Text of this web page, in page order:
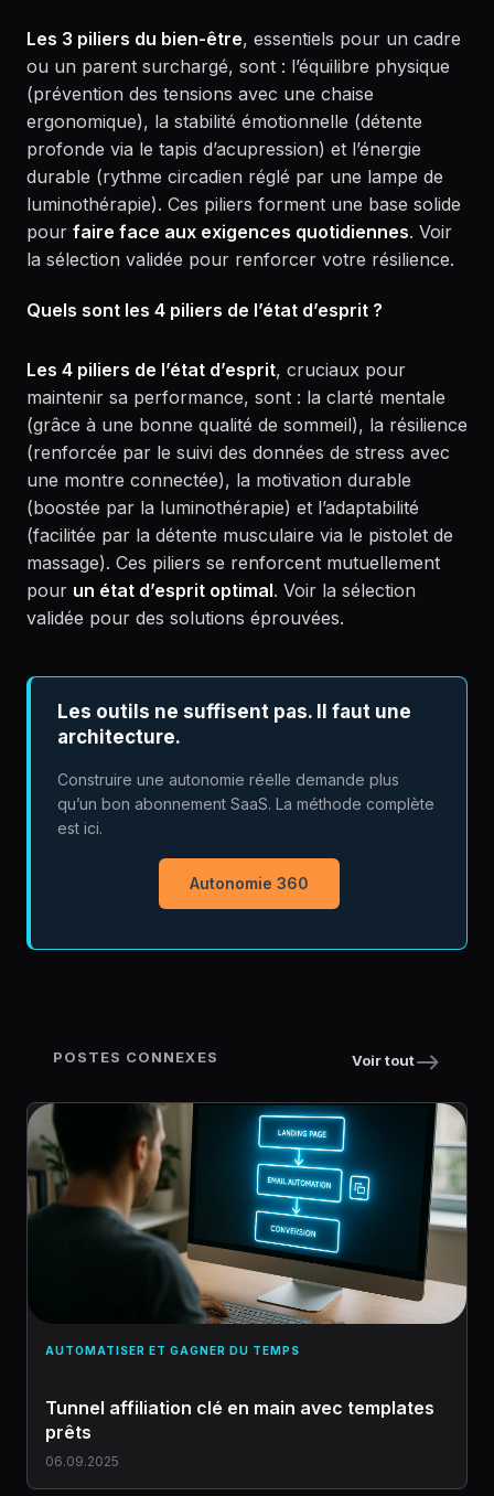
Les 3 piliers du bien-être, essentiels pour un cadre
ou un parent surchargé, sont : l’équilibre physique
(prévention des tensions avec une chaise
ergonomique), la stabilité émotionnelle (détente
profonde via le tapis d’acupression) et l’énergie
durable (rythme circadien réglé par une lampe de
luminothérapie). Ces piliers forment une base solide
pour faire face aux exigences quotidiennes. Voir
la sélection validée pour renforcer votre résilience.
Quels sont les 4 piliers de l’état d’esprit ?
Les 4 piliers de l’état d’esprit, cruciaux pour
maintenir sa performance, sont : la clarté mentale
(grâce à une bonne qualité de sommeil), la résilience
(renforcée par le suivi des données de stress avec
une montre connectée), la motivation durable
(boostée par la luminothérapie) et l’adaptabilité
(facilitée par la détente musculaire via le pistolet de
massage). Ces piliers se renforcent mutuellement
pour un état d’esprit optimal. Voir la sélection
validée pour des solutions éprouvées.
Les outils ne suffisent pas. Il faut une
architecture.
Construire une autonomie réelle demande plus
qu’un bon abonnement SaaS. La méthode complète
est ici.
Autonomie 360
POSTES CONNEXES Voir tout
AUTOMATISER ET GAGNER DU TEMPS
Tunnel affiliation clé en main avec templates
prêts
06.09.2025